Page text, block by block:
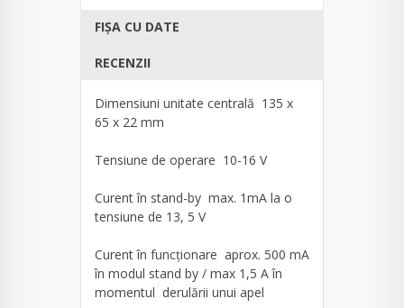
FIȘA CU DATE
RECENZII
Dimensiuni unitate centrală 135 x
65 x 22 mm
Tensiune de operare 10-16 V
Curent în stand-by max. 1mA la o
tensiune de 13, 5 V
Curent în funcţionare aprox. 500 mA
în modul stand by / max 1,5 A în
momentul derulării unui apel